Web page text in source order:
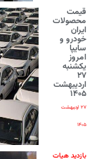
قیمت
محصولات
ایران‌
خودرو و
سایپا
امروز
یکشنبه
۲۷
اردیبهشت
۱۴۰۵
۲۷ اردیبهشت
۱۴۰۵
بازدید هیات